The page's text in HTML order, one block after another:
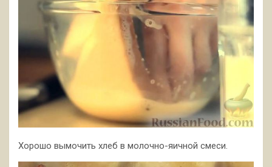
Хорошо вымочить хлеб в молочно-яичной смеси.